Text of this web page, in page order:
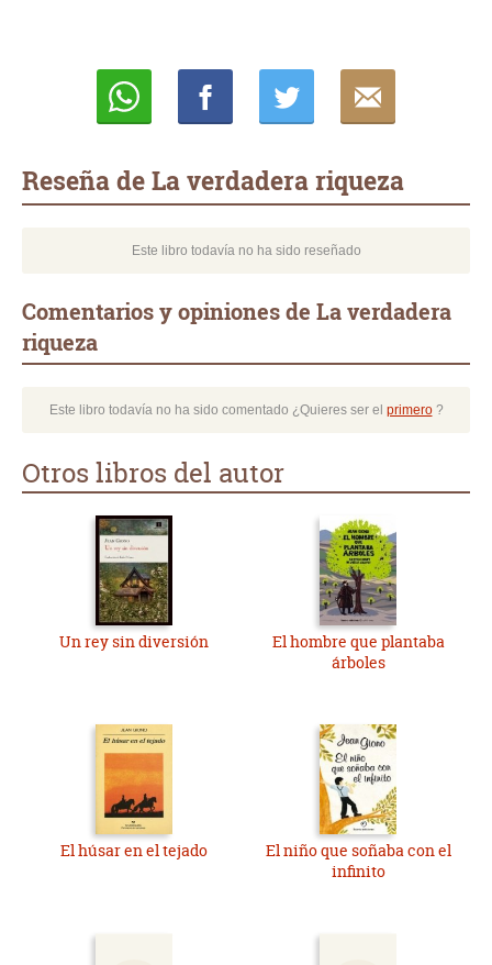
Reseña de La verdadera riqueza
Este libro todavía no ha sido reseñado
Comentarios y opiniones de La verdadera
riqueza
Este libro todavía no ha sido comentado ¿Quieres ser el primero?
Otros libros del autor
Un rey sin diversión
El hombre que plantaba
árboles
El húsar en el tejado
El niño que soñaba con el
infinito